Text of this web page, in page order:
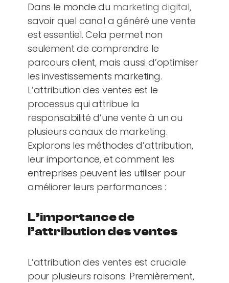
Dans le monde du marketing digital,
savoir quel canal a généré une vente
est essentiel. Cela permet non
seulement de comprendre le
parcours client, mais aussi d’optimiser
les investissements marketing.
L’attribution des ventes est le
processus qui attribue la
responsabilité d’une vente à un ou
plusieurs canaux de marketing.
Explorons les méthodes d’attribution,
leur importance, et comment les
entreprises peuvent les utiliser pour
améliorer leurs performances :
L’importance de
l’attribution des ventes
L’attribution des ventes est cruciale
pour plusieurs raisons. Premièrement,